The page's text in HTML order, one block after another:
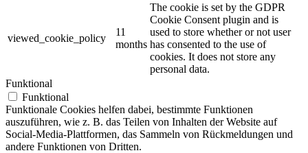
viewed_cookie_policy
11
months
The cookie is set by the GDPR
Cookie Consent plugin and is
used to store whether or not user
has consented to the use of
cookies. It does not store any
personal data.
Funktional
Funktional
Funktionale Cookies helfen dabei, bestimmte Funktionen
auszuführen, wie z. B. das Teilen von Inhalten der Website auf
Social-Media-Plattformen, das Sammeln von Rückmeldungen und
andere Funktionen von Dritten.